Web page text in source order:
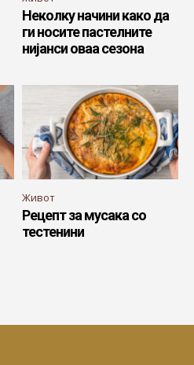
Неколку начини како да
ги носите пастелните
нијанси оваа сезона
Живот
Рецепт за мусака со
тестенини